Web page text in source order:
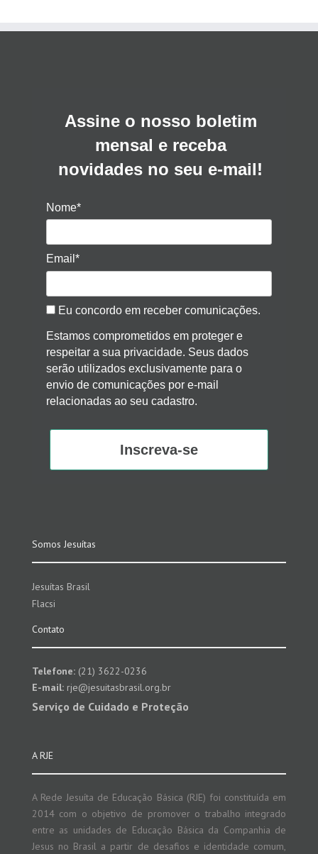
Assine o nosso boletim
mensal e receba
novidades no seu e-mail!
Nome*
Email*
Eu concordo em receber comunicações.
Estamos comprometidos em proteger e
respeitar a sua privacidade. Seus dados
serão utilizados exclusivamente para o
envio de comunicações por e-mail
relacionadas ao seu cadastro.
Inscreva-se
Somos Jesuítas
Jesuítas Brasil
Flacsi
Contato
Telefone:(21) 3622-0236
E-mail:rje@jesuitasbrasil.org.br
Serviço de Cuidado e Proteção
A RJE
A Rede Jesuíta de Educação Básica (RJE) foi constituída em
2014 com o objetivo de promover o trabalho integrado
entre as unidades de Educação Básica da Companhia de
Jesus no Brasil a partir de desafios e identidade comum,